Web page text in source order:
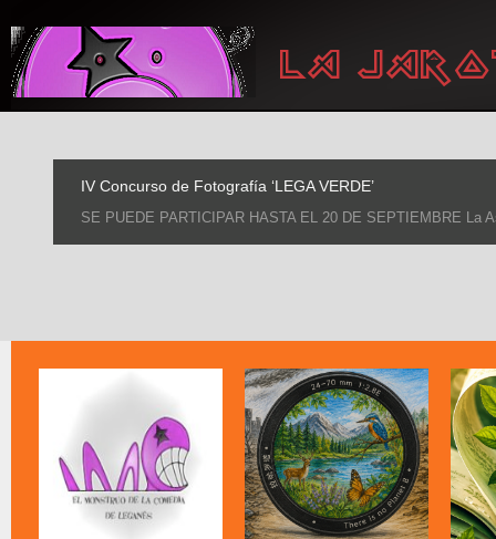
IV Concurso de Fotografía ‘LEGA VERDE’
SE PUEDE PARTICIPAR HASTA EL 20 DE SEPTIEMBRE La